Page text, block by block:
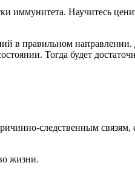
иммунитета. Научитесь
в правильном
Тогда будет
следственным связям,
жизни.